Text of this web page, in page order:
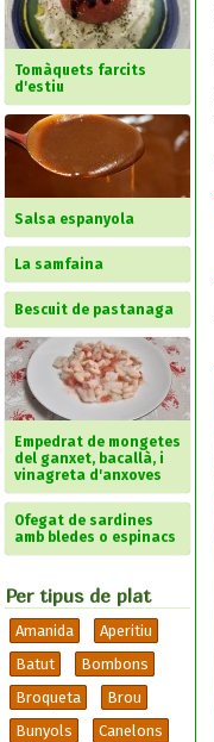
Tomàquets farcits
d'estiu
Salsa espanyola
La samfaina
Bescuit de pastanaga
Empedrat de mongetes
del ganxet, bacallà, i
vinagreta d'anxoves
Ofegat de sardines
amb bledes o espinacs
Per tipus de plat
Amanida
Aperitiu
Batut
Bombons
Broqueta
Brou
Bunyols
Canelons